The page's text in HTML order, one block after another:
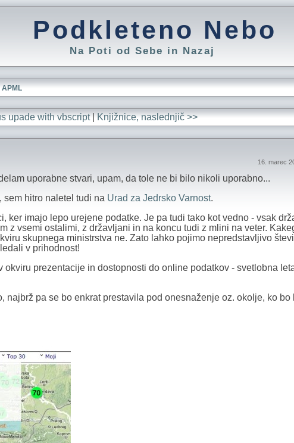
Podkleteno Nebo
Na Poti od Sebe in Nazaj
APML
upade with vbscript|Knjižnice, naslednjič >>
16. marec
uporabne stvari, upam, da tole ne bi bilo nikoli uporabno...
hitro naletel tudi na Urad za Jedrsko Varnost.
ker imajo lepo urejene podatke. Je pa tudi tako kot vedno - vsak
z vsemi ostalimi, z državljani in na koncu tudi z mlini na veter.
skupnega ministrstva ne. Zato lahko pojimo nepredstavljivo
v prihodnost!
okviru prezentacije in dostopnosti do online podatkov - svetlobna
najbrž pa se bo enkrat prestavila pod onesnaženje oz. okolje, ko bo